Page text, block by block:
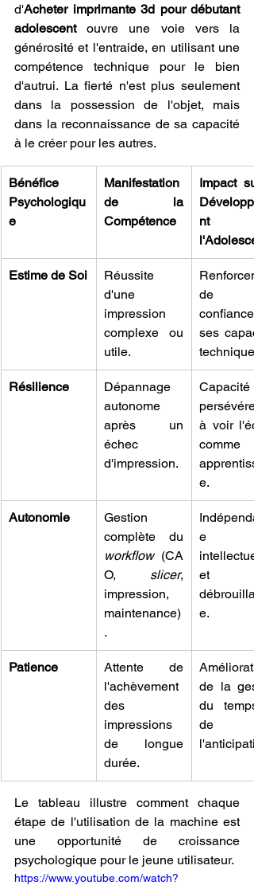
d'Acheter imprimante 3d pour débutant
adolescent ouvre une voie vers la
générosité et l'entraide, en utilisant une
compétence technique pour le bien
d'autrui. La fierté n'est plus seulement
dans la possession de l'objet, mais
dans la reconnaissance de sa capacité
à le créer pour les autres.
Bénéfice
Psychologiqu
e
Manifestation
de la
Compétence
Impact
nt
Estime de Soi
Réussite
d'une
impression
complexe ou
utile.
de
ses
Résilience
Dépannage
autonome
après un
échec
d'impression.
à voir
comme
e.
Autonomie
Gestion
workflow (CA
O, slicer,
impression,
maintenance)
.
e
et
e.
Patience
Attente de
l'achèvement
des
impressions
de longue
durée.
de la
du
de
Le tableau illustre comment chaque
étape de l'utilisation de la machine est
une opportunité de croissance
psychologique pour le jeune utilisateur.
https://www.youtube.com/watch?